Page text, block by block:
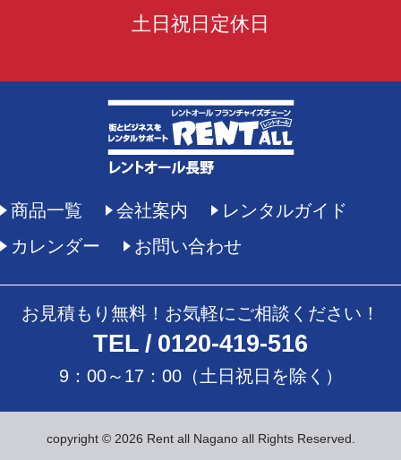
土日祝日定休日
商品一覧 会社案内
レンタルガイド
カレンダー
お問い合わせ
お見積もり無料！お気軽にご相談ください！
TEL 0120-419-516
9：00～17：00（土日祝日を除く）
copyright © 2026 Rent all Nagano all Rights Reserved.